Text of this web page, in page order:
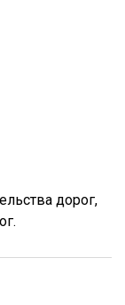
дорог,